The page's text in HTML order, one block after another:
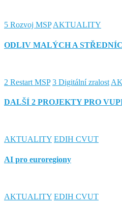
5 Rozvoj MSPAKTUALITY
ODLIV MALÝCH A
2 Restart MSP 3 Digitální zralost
DALŠÍ 2 PROJEKTY PRO
AKTUALITY EDIH CVUT
AI pro euroregiony
AKTUALITY EDIH CVUT